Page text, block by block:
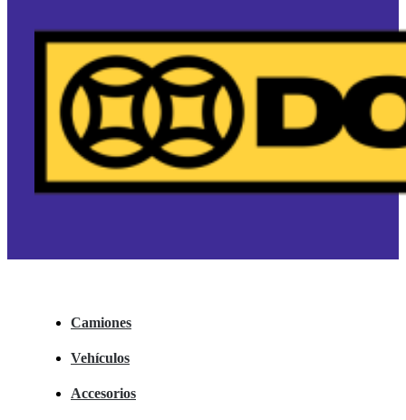
Camiones
Vehículos
Accesorios